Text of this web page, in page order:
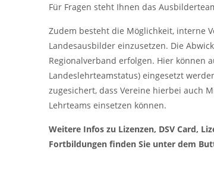
Für Fragen steht Ihnen das
Zudem besteht die Möglichkeit, interne
Landesausbilder einzusetzen. Die
Regionalverband erfolgen. Hier können
Landeslehrteamstatus) eingesetzt
zugesichert, dass Vereine hierbei auch
Lehrteams einsetzen können.
Weitere Infos zu Lizenzen, DSV Card,
Fortbildungen finden Sie unter dem